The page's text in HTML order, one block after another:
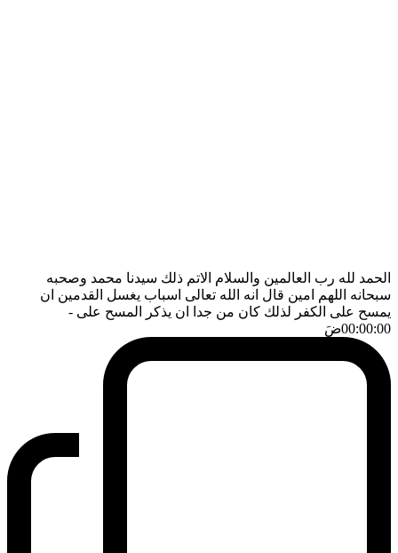
الحمد لله رب العالمين والسلام الاتم ذلك سيدنا محمد وصحبه
سبحانه اللهم امين قال انه الله تعالى اسباب يغسل القدمين ان
يمسح على الكفر لذلك كان من جدا ان يذكر المسح على -
00:00:00ضَ